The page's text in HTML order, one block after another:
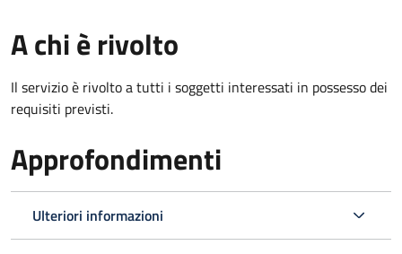
A chi è rivolto
Il servizio è rivolto a tutti i soggetti interessati in possesso dei
requisiti previsti.
Approfondimenti
Ulteriori informazioni